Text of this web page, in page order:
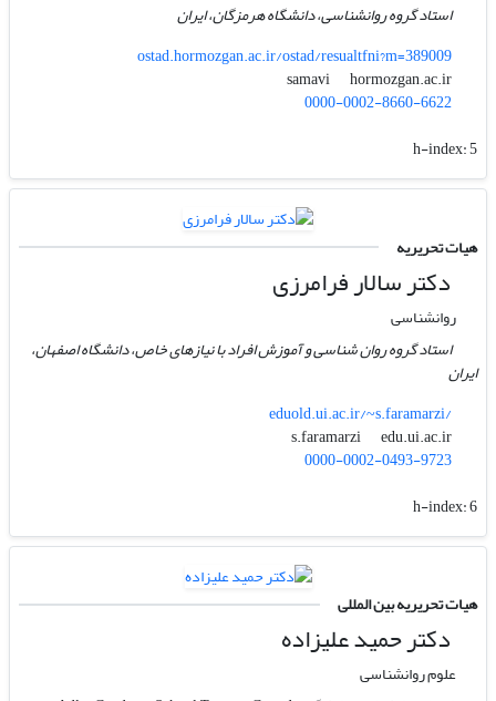
استاد گروه روانشناسی، دانشگاه هرمزگان، ایران
ostad.hormozgan.ac.ir/ostad/resualtfni?m=389009
samavi
hormozgan.ac.ir
0000-0002-8660-6622
h-index:5
هیات تحریریه
دکتر سالار فرامرزی
روانشناسی
استاد گروه روان شناسی و آموزش افراد با نیازهای خاص، دانشگاه اصفهان،
ایران
eduold.ui.ac.ir/~s.faramarzi/
s.faramarzi
edu.ui.ac.ir
0000-0002-0493-9723
h-index:6
هیات تحریریه بین المللی
دکتر حمید علیزاده
علوم روانشناسی